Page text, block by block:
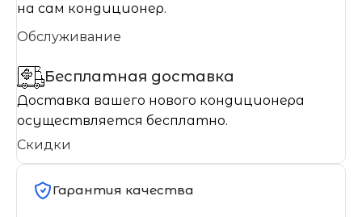
на сам кондиционер.
Обслуживание
Бесплатная доставка
Доставка вашего нового кондиционера
осуществляется бесплатно.
Скидки
Гарантия качества